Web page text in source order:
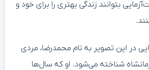
بتوانند زندگی بهتری را برای خود و
در این تصویر به نام محمدرضا، مردی
کرمانشاه شناخته می‌شود. او که سال‌ها